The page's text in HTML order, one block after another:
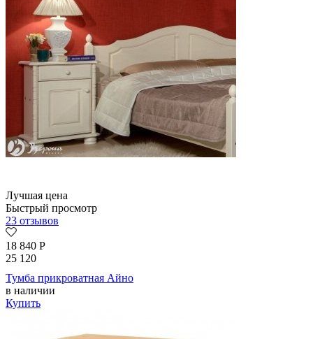
Лучшая цена
Быстрый просмотр
23 отзывов
18 840 Р
25 120
Тумба прикроватная Айно
в наличии
Купить